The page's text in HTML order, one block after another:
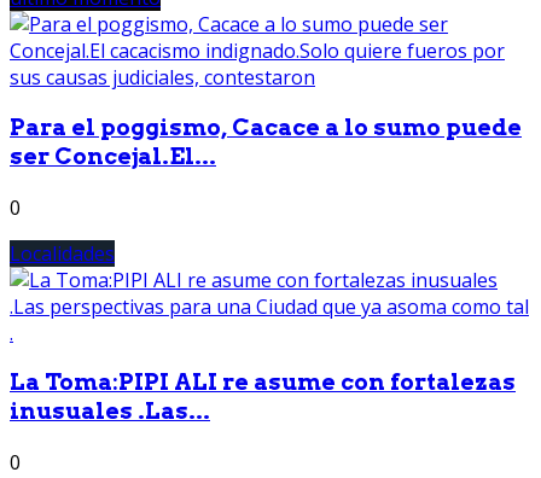
Para el poggismo, Cacace a lo sumo puede
ser Concejal.El...
0
Localidades
La Toma:PIPI ALI re asume con fortalezas
inusuales .Las...
0